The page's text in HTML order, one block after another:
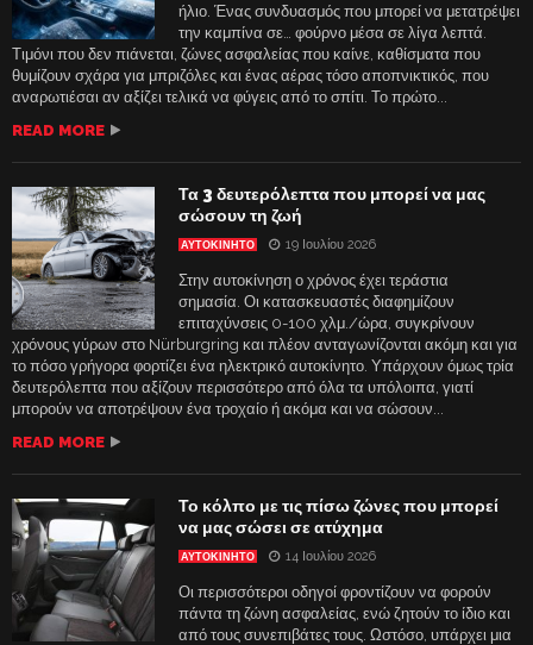
ήλιο. Ένας συνδυασμός που μπορεί να μετατρέψει
την καμπίνα σε… φούρνο μέσα σε λίγα λεπτά.
Τιμόνι που δεν πιάνεται, ζώνες ασφαλείας που καίνε, καθίσματα που
θυμίζουν σχάρα για μπριζόλες και ένας αέρας τόσο αποπνικτικός, που
αναρωτιέσαι αν αξίζει τελικά να φύγεις από το σπίτι. Το πρώτο...
READ MORE
Τα 3 δευτερόλεπτα που μπορεί να μας
σώσουν τη ζωή
ΑΥΤΟΚΙΝΗΤΟ 19 Ιουλίου 2026
Στην αυτοκίνηση ο χρόνος έχει τεράστια
σημασία. Οι κατασκευαστές διαφημίζουν
επιταχύνσεις 0-100 χλμ./ώρα, συγκρίνουν
χρόνους γύρων στο Nürburgring και πλέον ανταγωνίζονται ακόμη και για
το πόσο γρήγορα φορτίζει ένα ηλεκτρικό αυτοκίνητο. Υπάρχουν όμως τρία
δευτερόλεπτα που αξίζουν περισσότερο από όλα τα υπόλοιπα, γιατί
μπορούν να αποτρέψουν ένα τροχαίο ή ακόμα και να σώσουν...
READ MORE
Το κόλπο με τις πίσω ζώνες που μπορεί
να μας σώσει σε ατύχημα
ΑΥΤΟΚΙΝΗΤΟ 14 Ιουλίου 2026
Οι περισσότεροι οδηγοί φροντίζουν να φορούν
πάντα τη ζώνη ασφαλείας, ενώ ζητούν το ίδιο και
από τους συνεπιβάτες τους. Ωστόσο, υπάρχει μια